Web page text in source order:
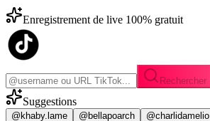
Enregistrement de live 100% gratuit
Rechercher
Suggestions
@khaby.lame @bellapoarch @charlidamelio